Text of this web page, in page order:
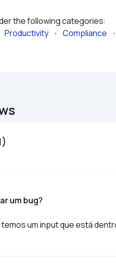
the following categories:
Productivity • Compliance •
um bug?
um input que está